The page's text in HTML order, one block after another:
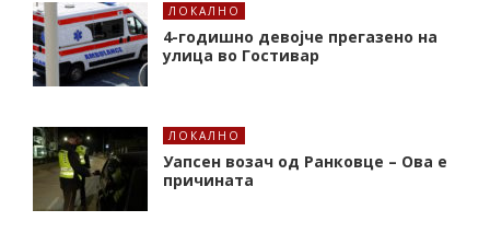
ЛОКАЛНО
4-годишно девојче прегазено на
улица во Гостивар
ЛОКАЛНО
Уапсен возач од Ранковце – Ова е
причината